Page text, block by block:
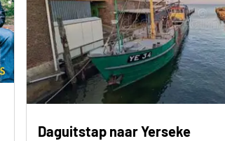
Daguitstap naar Yerseke